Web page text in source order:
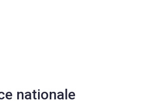
nationale